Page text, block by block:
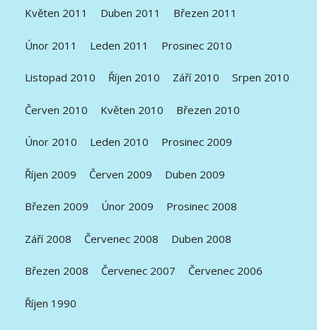
Květen 2011 Duben 2011 Březen 2011
Únor 2011 Leden 2011 Prosinec 2010
Listopad 2010 Říjen 2010 Září 2010 Srpen 2010
Červen 2010 Květen 2010 Březen 2010
Únor 2010 Leden 2010 Prosinec 2009
Říjen 2009 Červen 2009 Duben 2009
Březen 2009 Únor 2009 Prosinec 2008
Září 2008 Červenec 2008 Duben 2008
Březen 2008 Červenec 2007 Červenec 2006
Říjen 1990